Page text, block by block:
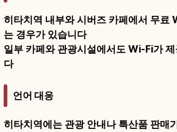
히타치역 내부와 시버즈 카페에서 무료
는 경우가 있습니다
일부 카페와 관광시설에서도 Wi-Fi가
다
언어 대응
히타치역에는 관광 안내나 특산품 판매